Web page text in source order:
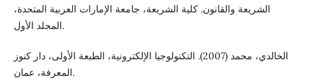
الشريعة والقانون. كلية الشريعة، جامعة الإمارات العربية المتحدة،
المجلد الأول.
الخالدي، محمد (2007). التكنولوجيا الإلكترونية، الطبعة الأولى، دار كنوز
المعرفة، عمان.